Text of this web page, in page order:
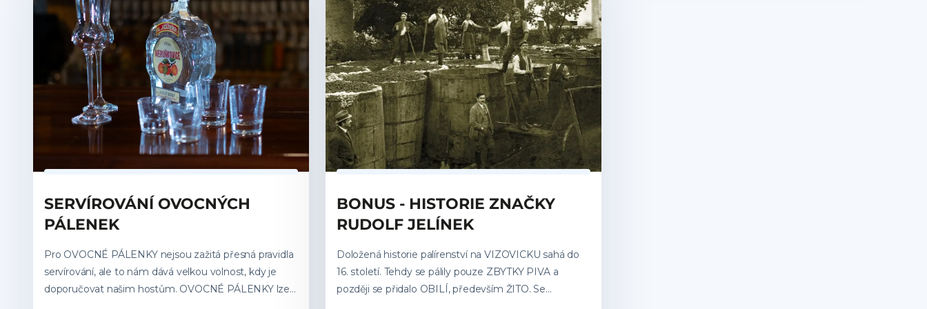
Unie.
dozrávají v dřevěných sudech, v kterých získávají
specifické aroma i barvu. Můžeme si vybrat standardní
pálenky nebo limitované edice z jednoho roku a z
jedné odrůdy. Jak to vše probíhá? To se dozvíte v této
lekci.
SERVÍROVÁNÍ OVOCNÝCH
PÁLENEK
Pro OVOCNÉ PÁLENKY nejsou zažitá přesná pravidla
servírování, ale to nám dává velkou volnost, kdy je
doporučovat našim hostům. OVOCNÉ PÁLENKY lze
BONUS - HISTORIE ZNAČKY
RUDOLF JELÍNEK
Doložená historie palírenství na VIZOVICKU sahá do
16. století. Tehdy se pálily pouze ZBYTKY PIVA a
později se přidalo OBILÍ, především ŽITO. Se